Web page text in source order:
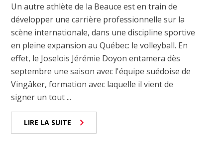
Un autre athlète de la Beauce est en train de
développer une carrière professionnelle sur la
scène internationale, dans une discipline sportive
en pleine expansion au Québec: le volleyball. En
effet, le Joselois Jérémie Doyon entamera dès
septembre une saison avec l'équipe suédoise de
Vingâker, formation avec laquelle il vient de
signer un tout ...
LIRE LA SUITE